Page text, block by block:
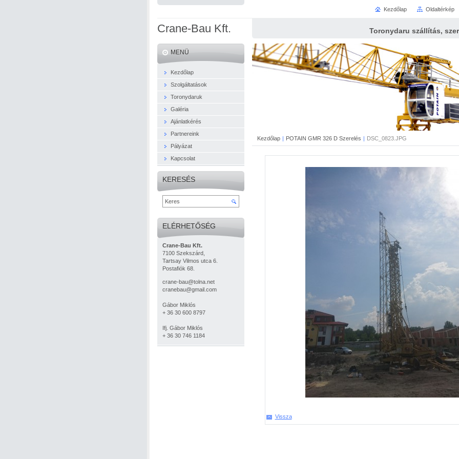
Crane-Bau Kft. Toronydaru szállítás,
Kezdőlap | POTAIN GMR 326 D Szerelés | DSC_0823.JPG
Vissza
MENÜ
Kezdőlap
Szolgáltatások
Toronydaruk
Galéria
Ajánlatkérés
Partnereink
Pályázat
Kapcsolat
KERESÉS
ELÉRHETŐSÉG
Crane-Bau Kft.
7100 Szekszárd,
Tartsay Vilmos utca 6.
Postafiók 68.
crane-bau@tolna.net
cranebau@gmail.com
Gábor Miklós
+ 36 30 600 8797
Ifj. Gábor Miklós
+ 36 30 746 1184
Kezdőlap Oldaltérkép